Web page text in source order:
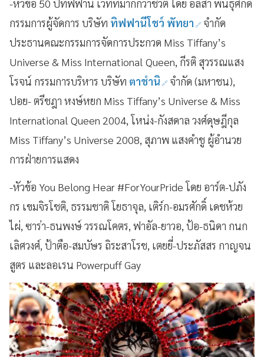
-หัวข้อ 50 ปีทิฟฟานี เวทีที่มากกว่าชีวิต โดย อลิสา พันธุศักดิ์
กรรมการผู้จัดการ บริษัท ทิฟฟานีโชว์ พัทยา จำกัด
ประธานคณะกรรมการจัดการประกวด Miss Tiffany’s
Universe & Miss International Queen, กีรติ สุวรรณแสง
โรจน์ กรรมการบริหาร บริษัท ตาชำนิ จำกัด (มหาชน),
ปอย- ตรีชฎา หงษ์หยก Miss Tiffany’s Universe & Miss
International Queen 2004, โหน่ง-กังสดาล วงศ์ดุษฎีกุล
Miss Tiffany’s Universe 2008, สุภาพ แสงคำชู ผู้อำนวย
การฝ่ายการแสดง
-หัวข้อ You Belong Hear #ForYourPride โดย อาร์ต-ปภัง
กร เขมจิรโชติ, ธรรมชาติ โยธาจุล, เติร์ก-อมรศักดิ์ เดชห้วย
ไผ่, ซาร่า-ธนพงษ์ วรรณโคตร, ฟาอัล-ยาวอ, ป้อ-ธนิดา กนก
เลิศวงศ์, ป้าตือ-สมบัษร ถิระสาโรช, เตยยี่-ประภัสสร กาญจน
สูตร และลอเรน Powerpuff Gay